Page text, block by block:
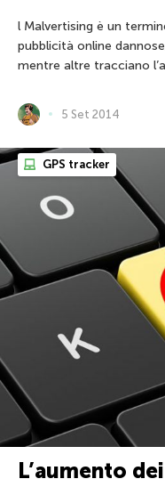
l Malvertising è un
pubblicità online
mentre altre tracciano
5 Set 2014
GPS tracker
L’aumento